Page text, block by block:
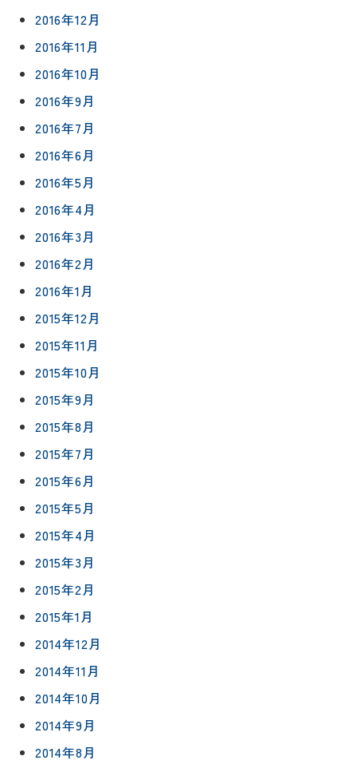
2016年12月
2016年11月
2016年10月
2016年9月
2016年7月
2016年6月
2016年5月
2016年4月
2016年3月
2016年2月
2016年1月
2015年12月
2015年11月
2015年10月
2015年9月
2015年8月
2015年7月
2015年6月
2015年5月
2015年4月
2015年3月
2015年2月
2015年1月
2014年12月
2014年11月
2014年10月
2014年9月
2014年8月